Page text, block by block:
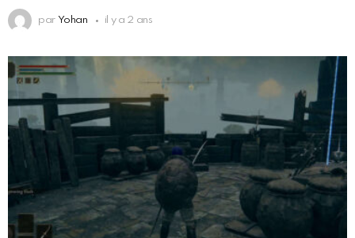
par Yohan il y a 2 ans